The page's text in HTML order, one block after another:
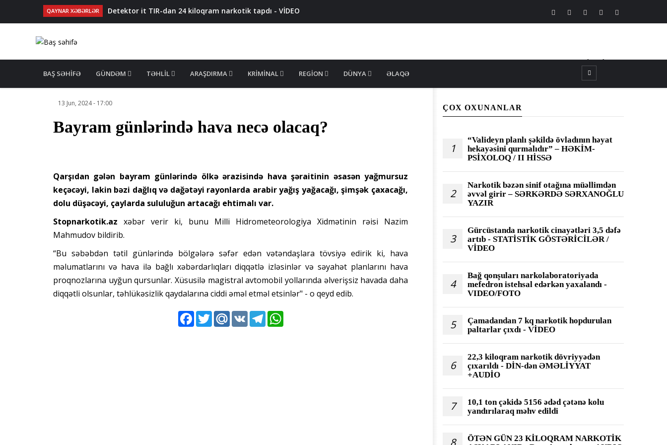
QAYNAR XƏBƏRLƏR
Detektor it TIR-dan 24 kiloqram narkotik tapdı - VİDEO
63 kilqorama qədər narkotik əməliyyatda ələ keçirildi - VİDEO
CANLI┃TV
NAVIGATION
BAŞ SƏHIFƏ GÜNDƏM TƏHLIL ARAŞDIRMA KRIMINAL REGION DÜNYA ƏLAQƏ
13 Jun, 2024 - 17:00
Bayram günlərində hava necə olacaq?
Qarşıdan gələn bayram günlərində ölkə ərazisində hava şəraitinin əsasən yağmursuz
keçəcəyi, lakin bəzi dağlıq və dağətəyi rayonlarda arabir yağış yağacağı, şimşək çaxacağı,
dolu düşəcəyi, çaylarda sululuğun artacağı ehtimalı var.
Stopnarkotik.az xəbər verir ki, bunu Milli Hidrometeorologiya Xidmətinin rəisi Nazim
Mahmudov bildirib.
“Bu səbəbdən tətil günlərində bölgələrə səfər edən vətəndaşlara tövsiyə edirik ki, hava
məlumatlarını və hava ilə bağlı xəbərdarlıqları diqqətlə izləsinlər və səyahət planlarını hava
proqnozlarına uyğun qursunlar. Xüsusilə magistral avtomobil yollarında əlverişsiz havada daha
diqqətli olsunlar, təhlükəsizlik qaydalarına ciddi əməl etməl etsinlər" - o qeyd edib.
FacebookTwitterMail.RuVK Telegram
ÇOX OXUNANLAR
1
“Valideyn planlı şəkildə övladının həyat
hekayəsini qurmalıdır” – HƏKİM-
PSİXOLOQ / II HİSSƏ
2
Narkotik bəzən sinif otağına müəllimdən
əvvəl girir – SƏRKƏRDƏ SƏRXANOĞLU
YAZIR
3
Gürcüstanda narkotik cinayətləri 3,5 dəfə
artıb - STATİSTİK GÖSTƏRİCİLƏR /
VİDEO
4
Bağ qonşuları narkolaboratoriyada
mefedron istehsal edərkən yaxalandı -
VIDEO/FOTO
5
Çamadandan 7 kq narkotik hopdurulan
paltarlar çıxdı - VİDEO
6
22,3 kiloqram narkotik dövriyyədən
çıxarıldı - DİN-dən ƏMƏLİYYAT
+AUDİO
7
10,1 ton çəkidə 5156 ədəd çətənə kolu
yandırılaraq məhv edildi
8
ÖTƏN GÜN 23 KİLOQRAM NARKOTİK